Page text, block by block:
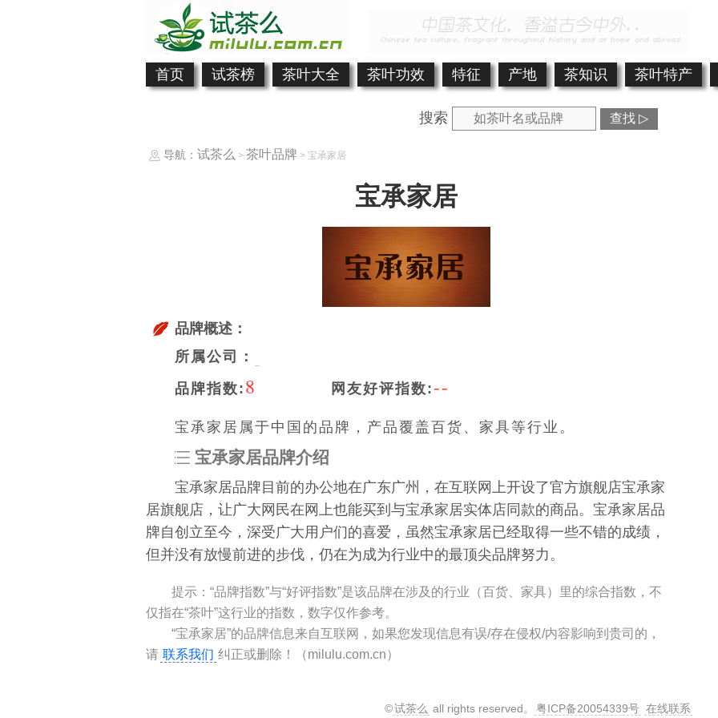
首页 试茶榜 茶叶大全 茶叶功效 特征 产地 茶知识 茶叶特产
搜索 查找 ▷
导航： 试茶么 > 茶叶品牌 > 宝承家居
宝承家居
品牌概述：
所属公司：
品牌指数: 8 网友好评指数: --
宝承家居属于中国的品牌，产品覆盖百货、家具等行业。
宝承家居品牌介绍
宝承家居品牌目前的办公地在广东广州，在互联网上开设了官方旗舰店宝承家
居旗舰店，让广大网民在网上也能买到与宝承家居实体店同款的商品。宝承家居品
牌自创立至今，深受广大用户们的喜爱，虽然宝承家居已经取得一些不错的成绩，
但并没有放慢前进的步伐，仍在为成为行业中的最顶尖品牌努力。
提示：“品牌指数”与“好评指数”是该品牌在涉及的行业（百货、家具）里的综合指数，不
仅指在“茶叶”这行业的指数，数字仅作参考。
“宝承家居”的品牌信息来自互联网，如果您发现信息有误/存在侵权/内容影响到贵司的，
请 联系我们 纠正或删除！（milulu.com.cn）
©试茶么 all rights reserved。 粤ICP备20054339号 在线联系